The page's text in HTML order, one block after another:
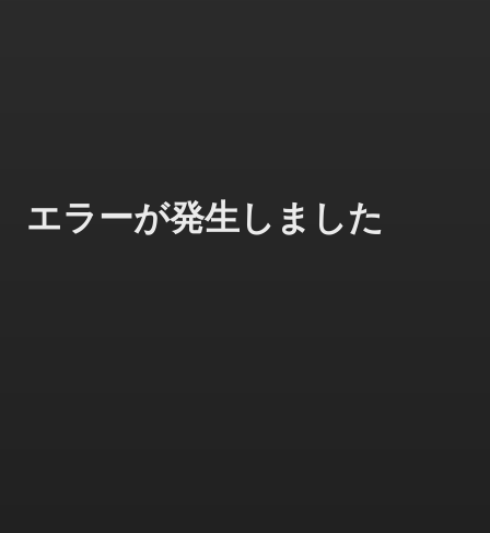
エラーが発生しました